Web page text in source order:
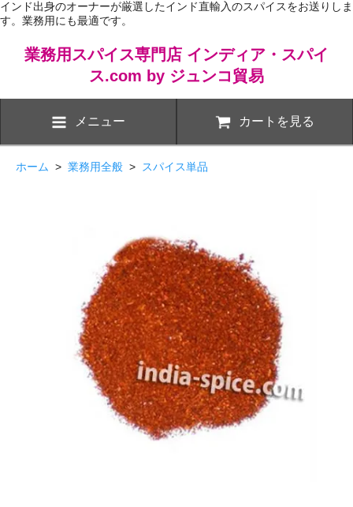
インド出身のオーナーが厳選したインド直輸入のスパイスをお送りしま
す。業務用にも最適です。
業務用スパイス専門店 インディア・スパイ
ス.com by ジュンコ貿易
メニュー カートを見る
ホーム > 業務用全般 > スパイス単品